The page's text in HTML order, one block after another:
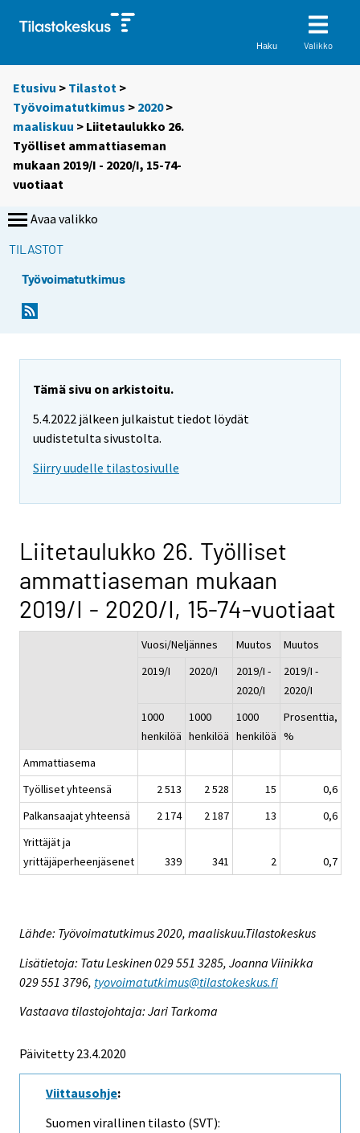
Haku Valikko
Etusivu > Tilastot >
Työvoimatutkimus > 2020>
maaliskuu > Liitetaulukko 26.
Työlliset ammattiaseman
mukaan 2019/I - 2020/I, 15-74-
vuotiaat
Avaa valikko
TILASTOT
Työvoimatutkimus
Tämä sivu on arkistoitu.
5.4.2022 jälkeen julkaistut tiedot löydät
uudistetulta sivustolta.
Siirry uudelle tilastosivulle
Liitetaulukko 26. Työlliset
ammattiaseman mukaan
2019/I - 2020/I, 15-74-vuotiaat
Vuosi/Neljännes Muutos
Muutos
2019/I
2020/I
2019/I -
2020/I
2019/I -
2020/I
1000
henkilöä
1000
henkilöä
1000
henkilöä
Prosenttia,
%
Ammattiasema
Työlliset yhteensä
2 513 2 528 15
0,6
Palkansaajat yhteensä
2 174 2 187 13
0,6
Yrittäjät ja
yrittäjäperheenjäsenet
339 341 2 0,7
Lähde: Työvoimatutkimus 2020, maaliskuu.Tilastokeskus
Lisätietoja: Tatu Leskinen 029 551 3285, Joanna Viinikka
029 551 3796, tyovoimatutkimus@tilastokeskus.fi
Vastaava tilastojohtaja: Jari Tarkoma
Päivitetty 23.4.2020
Viittausohje:
Suomen virallinen tilasto (SVT):